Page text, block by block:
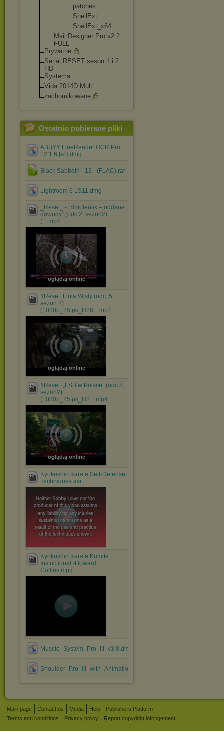
patches
ShellExt
ShellExt _x64
Mail Designer Pro v2.2
FULL
Prywatne
Serial RESET seson 1 i 2
HD
Systema
Vida 2014D Multi
zachomikowane
Ostatnio pobierane pliki
ABBYY FineReader OCR Pro
12.1.6 [sn].dmg
Black Sabbath - 13 - (FLAC).rar
Lightroom 6 LS11.dmg
_Reset_ - „Smoleńsk – oddane
dowody” (odc.2, sezon2)
(....mp4
oglądaj online
#Reset. Linia Wisły (odc. 5,
sezon 2)
(1080p_25fps_H26....mp4
oglądaj online
#Reset. „FSB w Polsce” (odc.8,
sezon2)
(1080p_25fps_H2....mp4
oglądaj online
Kyokushin Karate Self-Defense
Techniques.avi
Kyokushin Karate Kumite
Instuctional -Howard
Collins.mpg
Muscle_System_Pro_III_v3.8.dmg
Shoulder_Pro_III_with_Animations_v3.8.dmg
Main page Contact us Media Help
Publishers Platform
Terms and conditions
Privacy policy Report copyright infringement